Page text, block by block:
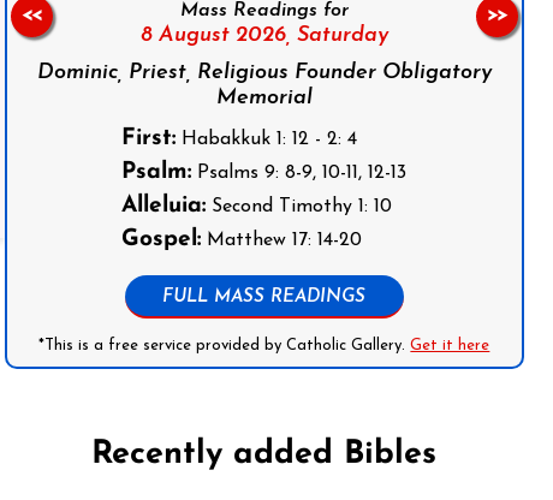
Mass Readings for
8 August 2026, Saturday
Dominic, Priest, Religious Founder Obligatory
Memorial
First: Habakkuk 1: 12 - 2: 4
Psalm: Psalms 9: 8-9, 10-11, 12-13
Alleluia: Second Timothy 1: 10
Gospel: Matthew 17: 14-20
FULL MASS READINGS
*This is a free service provided by Catholic Gallery.Get it here
<< >>
Recently added Bibles